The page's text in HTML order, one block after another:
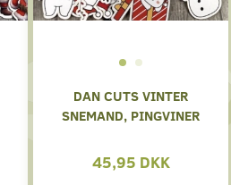
DAN CUTS VINTER
SNEMAND, PINGVINER
45,95 DKK